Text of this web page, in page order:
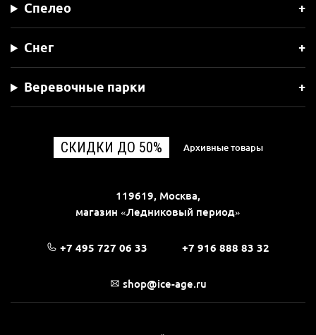
Спелео
Снег
Веревочные парки
СКИДКИ ДО 50% Архивные товары
119619, Москва,
магазин «Ледниковый период»
+7 495 727 06 33 +7 916 888 83 32
shop@ice-age.ru